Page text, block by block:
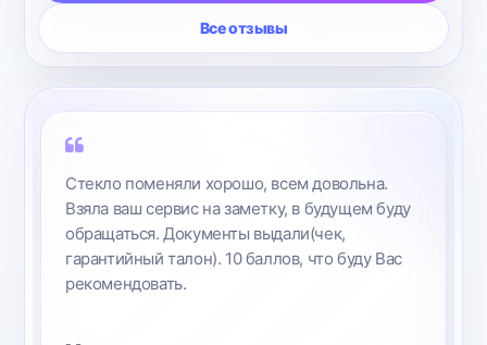
Все отзывы
Стекло поменяли хорошо, всем довольна.
Взяла ваш сервис на заметку, в будущем буду
обращаться. Документы выдали(чек,
гарантийный талон). 10 баллов, что буду Вас
рекомендовать.